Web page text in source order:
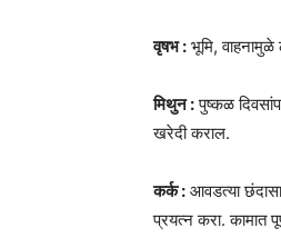
वृषभ : भूमि,
मिथुन :पुष्कळ
खरेदी कराल.
कर्क : आवडत्या
प्रयत्न करा. कामात